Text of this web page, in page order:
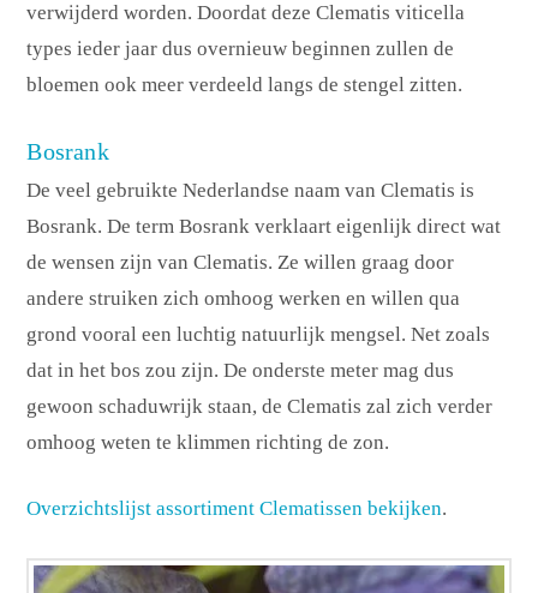
verwijderd worden. Doordat deze Clematis viticella
types ieder jaar dus overnieuw beginnen zullen de
bloemen ook meer verdeeld langs de stengel zitten.
Bosrank
De veel gebruikte Nederlandse naam van Clematis is
Bosrank. De term Bosrank verklaart eigenlijk direct wat
de wensen zijn van Clematis. Ze willen graag door
andere struiken zich omhoog werken en willen qua
grond vooral een luchtig natuurlijk mengsel. Net zoals
dat in het bos zou zijn. De onderste meter mag dus
gewoon schaduwrijk staan, de Clematis zal zich verder
omhoog weten te klimmen richting de zon.
Overzichtslijst assortiment Clematissen bekijken.